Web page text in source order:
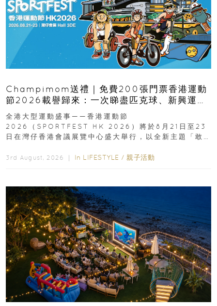
Champimom送禮｜免費200張門票香港運動
節2026載譽歸來：一次睇盡匹克球、新興運
動、街舞比賽＋逾百運動品牌展覽
全港大型運動盛事——香港運動節
2026（SPORTFEST HK 2026）將於8月21日至23
日在灣仔香港會議展覽中心盛大舉行，以全新主題「敢
3rd August, 2026 ｜ In LIFESTYLE / 親子活動